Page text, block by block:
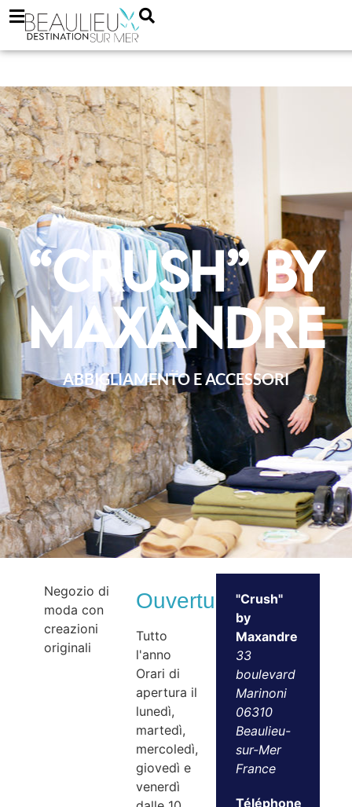
“Crush” by
Maxandre
ABBIGLIAMENTO E ACCESSORI
Negozio di
moda con
creazioni
originali
Ouvertures
Tutto
l'anno
Orari di
apertura il
lunedì,
martedì,
mercoledì,
giovedì e
venerdì
"Crush"
by
Maxandre
33
boulevard
Marinoni
06310
Beaulieu-
sur-Mer
France
Téléphone